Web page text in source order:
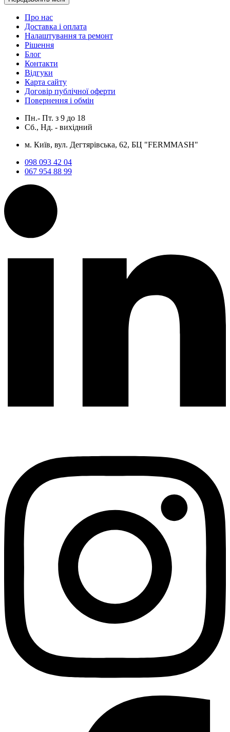
Про нас
Доставка і оплата
Налаштування та ремонт
Рішення
Блог
Контакти
Відгуки
Карта сайту
Договір публічної оферти
Повернення і обмін
Пн.- Пт. з 9 до 18
Сб., Нд. - вихідний
м. Київ, вул. Дегтярівська, 62, БЦ "FERMMASH"
098 093 42 04
067 954 88 99